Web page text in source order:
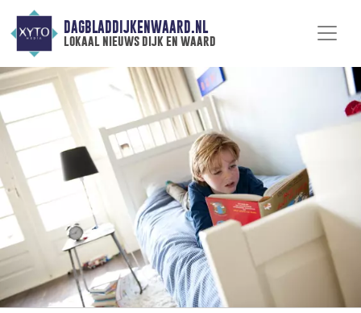
DAGBLADDIJKENWAARD.NL
lokaal nieuws dijk en waard